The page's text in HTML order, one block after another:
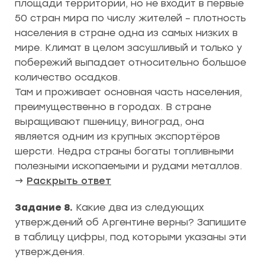
площади территории, но не входит в первые
50 стран мира по числу жителей – плотность
населения в стране одна из самых низких в
мире. Климат в целом засушливый и только у
побережий выпадает относительно большое
количество осадков.
Там и проживает основная часть населения,
преимущественно в городах. В стране
выращивают пшеницу, виноград, она
является одним из крупных экспортёров
шерсти. Недра страны богаты топливными
полезными ископаемыми и рудами металлов.
→ Раскрыть ответ
Задание 8. Какие два из следующих
утверждений об Аргентине верны? Запишите
в таблицу цифры, под которыми указаны эти
утверждения.